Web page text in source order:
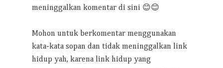
meninggalkan komentar di sini 😊😊
Mohon untuk berkomentar menggunakan
kata-kata sopan dan tidak meninggalkan link
hidup yah, karena link hidup yang